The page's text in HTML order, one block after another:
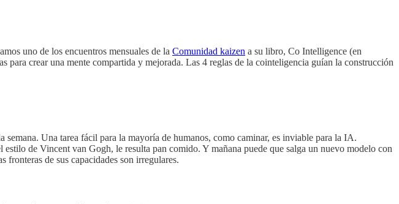
uno de los encuentros mensuales de la Comunidad kaizen a su libro, Co Intelligence (en
crear una mente compartida y mejorada. Las 4 reglas de la cointeligencia guían la construcción
Una tarea fácil para la mayoría de humanos, como caminar, es inviable para la IA.
de Vincent van Gogh, le resulta pan comido. Y mañana puede que salga un nuevo modelo con
fronteras de sus capacidades son irregulares.